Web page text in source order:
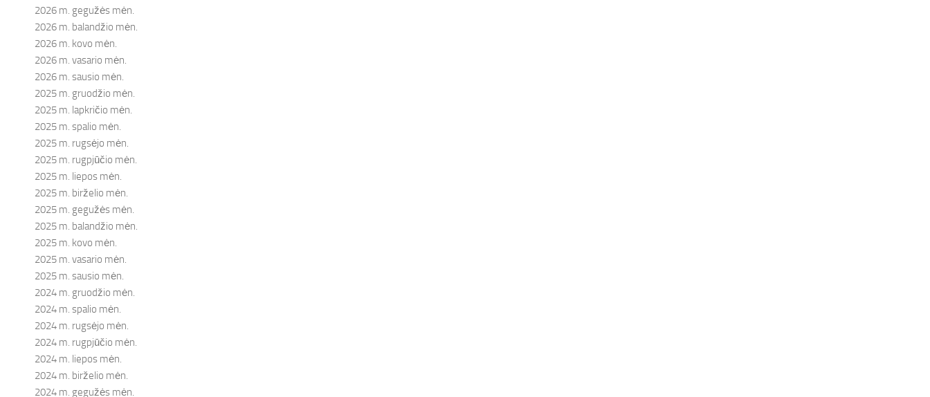
2026 m. gegužės mėn.
2026 m. balandžio mėn.
2026 m. kovo mėn.
2026 m. vasario mėn.
2026 m. sausio mėn.
2025 m. gruodžio mėn.
2025 m. lapkričio mėn.
2025 m. spalio mėn.
2025 m. rugsėjo mėn.
2025 m. rugpjūčio mėn.
2025 m. liepos mėn.
2025 m. birželio mėn.
2025 m. gegužės mėn.
2025 m. balandžio mėn.
2025 m. kovo mėn.
2025 m. vasario mėn.
2025 m. sausio mėn.
2024 m. gruodžio mėn.
2024 m. spalio mėn.
2024 m. rugsėjo mėn.
2024 m. rugpjūčio mėn.
2024 m. liepos mėn.
2024 m. birželio mėn.
2024 m. gegužės mėn.